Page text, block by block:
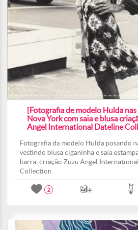
[Fotografia de modelo Hulda nas
Nova York com saia e blusa
Angel International Dateline
Fotografia da modelo Hulda posando
vestindo blusa ciganinha e saia
barra, criação Zuzu Angel
Collection.
2